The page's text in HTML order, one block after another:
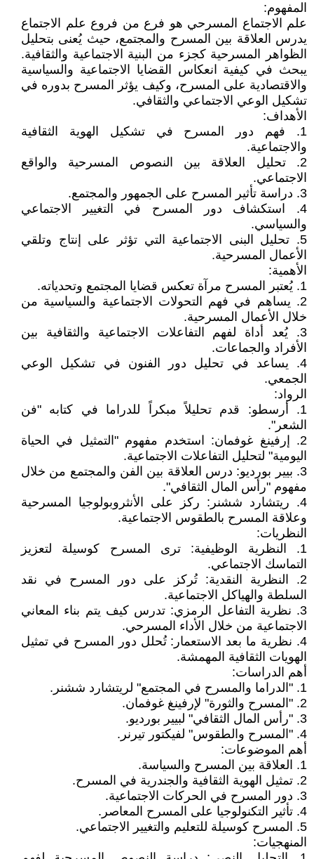
المفهوم:
علم الاجتماع المسرحي هو فرع من فروع علم الاجتماع
يدرس العلاقة بين المسرح والمجتمع، حيث يُعنى بتحليل
الظواهر المسرحية كجزء من البنية الاجتماعية والثقافية.
يبحث في كيفية انعكاس القضايا الاجتماعية والسياسية
والاقتصادية على المسرح، وكيف يؤثر المسرح بدوره في
تشكيل الوعي الاجتماعي والثقافي.
الأهداف:
1. فهم دور المسرح في تشكيل الهوية الثقافية
والاجتماعية.
2. تحليل العلاقة بين النصوص المسرحية والواقع
الاجتماعي.
3. دراسة تأثير المسرح على الجمهور والمجتمع.
4. استكشاف دور المسرح في التغيير الاجتماعي
والسياسي.
5. تحليل البنى الاجتماعية التي تؤثر على إنتاج وتلقي
الأعمال المسرحية.
الأهمية:
1. يُعتبر المسرح مرآة تعكس قضايا المجتمع وتحدياته.
2. يساهم في فهم التحولات الاجتماعية والسياسية من
خلال الأعمال المسرحية.
3. يُعد أداة لفهم التفاعلات الاجتماعية والثقافية بين
الأفراد والجماعات.
4. يساعد في تحليل دور الفنون في تشكيل الوعي
الجمعي.
الرواد:
1. أرسطو: قدم تحليلاً مبكراً للدراما في كتابه "فن
الشعر".
2. إرفينغ غوفمان: استخدم مفهوم "التمثيل في الحياة
اليومية" لتحليل التفاعلات الاجتماعية.
3. بيير بورديو: درس العلاقة بين الفن والمجتمع من خلال
مفهوم "رأس المال الثقافي".
4. ريتشارد ششنر: ركز على الأنثروبولوجيا المسرحية
وعلاقة المسرح بالطقوس الاجتماعية.
النظريات:
1. النظرية الوظيفية: ترى المسرح كوسيلة لتعزيز
التماسك الاجتماعي.
2. النظرية النقدية: تُركز على دور المسرح في نقد
السلطة والهياكل الاجتماعية.
3. نظرية التفاعل الرمزي: تدرس كيف يتم بناء المعاني
الاجتماعية من خلال الأداء المسرحي.
4. نظرية ما بعد الاستعمار: تُحلل دور المسرح في تمثيل
الهويات الثقافية المهمشة.
أهم الدراسات:
1. "الدراما والمسرح في المجتمع" لريتشارد ششنر.
2. "المسرح والثورة" لإرفينغ غوفمان.
3. "رأس المال الثقافي" لبيير بورديو.
4. "المسرح والطقوس" لفيكتور تيرنر.
أهم الموضوعات:
1. العلاقة بين المسرح والسياسة.
2. تمثيل الهوية الثقافية والجندرية في المسرح.
3. دور المسرح في الحركات الاجتماعية.
4. تأثير التكنولوجيا على المسرح المعاصر.
5. المسرح كوسيلة للتعليم والتغيير الاجتماعي.
المنهجيات: